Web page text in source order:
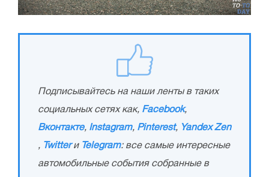
Подписывайтесь на наши ленты в таких
социальных сетях как, Facebook,
Вконтакте, Instagram, Pinterest, Yandex Zen
, Twitterи Telegram: все самые интересные
автомобильные события собранные в